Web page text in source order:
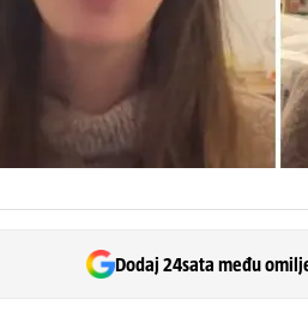
Dodaj 24sata među